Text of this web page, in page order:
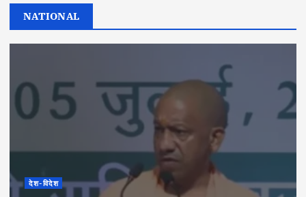
NATIONAL
देश-विदेश